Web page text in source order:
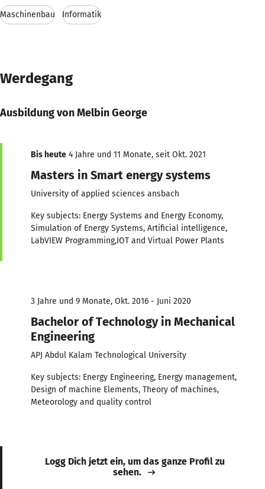
Maschinenbau Informatik
Werdegang
Ausbildung von Melbin George
Bis heute 4 Jahre und 11 Monate, seit Okt. 2021
Masters in Smart energy systems
University of applied sciences ansbach
Key subjects: Energy Systems and Energy Economy,
Simulation of Energy Systems, Artificial intelligence,
LabVIEW Programming,IOT and Virtual Power Plants
3 Jahre und 9 Monate, Okt. 2016 - Juni 2020
Bachelor of Technology in Mechanical
Engineering
APJ Abdul Kalam Technological University
Key subjects: Energy Engineering, Energy management,
Design of machine Elements, Theory of machines,
Meteorology and quality control
Logg Dich jetzt ein, um das ganze Profil zu
sehen.